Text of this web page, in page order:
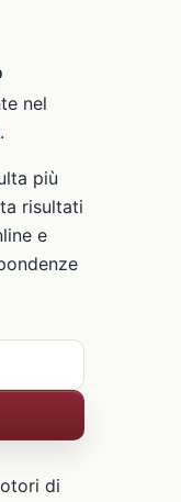
nel
.
più
risultati
e
di